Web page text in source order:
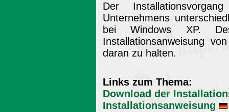
Der
Unternehmens
bei Windows XP.
Installationsanweisung
daran zu halten.
Links zum Thema:
Download der
Installationsanweisung